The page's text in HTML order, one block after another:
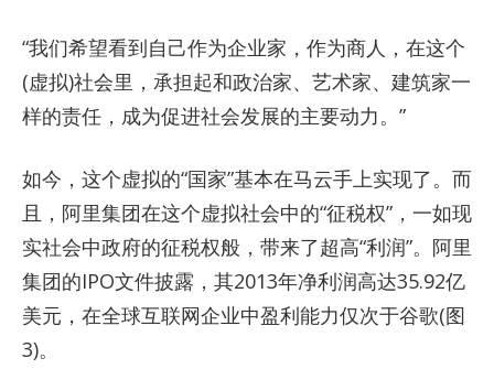
“我们希望看到自己作为企业家，作为商人，在这个
(虚拟)社会里，承担起和政治家、艺术家、建筑家一
样的责任，成为促进社会发展的主要动力。”
如今，这个虚拟的“国家”基本在马云手上实现了。而
且，阿里集团在这个虚拟社会中的“征税权”，一如现
实社会中政府的征税权般，带来了超高“利润”。阿里
集团的IPO文件披露，其2013年净利润高达35.92亿
美元，在全球互联网企业中盈利能力仅次于谷歌(图
3)。